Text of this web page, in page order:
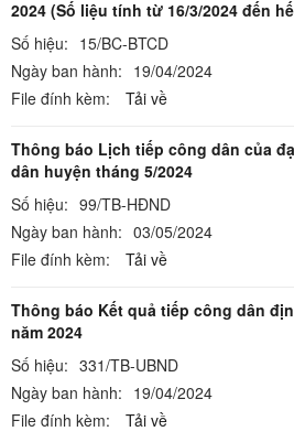
2024 (Số liệu tính từ 16/3/2024 đến
Số hiệu: 15/BC-BTCD
Ngày ban hành: 19/04/2024
File đính kèm:
Tải về
Thông báo Lịch tiếp công dân của
dân huyện tháng 5/2024
Số hiệu: 99/TB-HĐND
Ngày ban hành: 03/05/2024
File đính kèm:
Tải về
Thông báo Kết quả tiếp công dân
năm 2024
Số hiệu: 331/TB-UBND
Ngày ban hành: 19/04/2024
File đính kèm:
Tải về